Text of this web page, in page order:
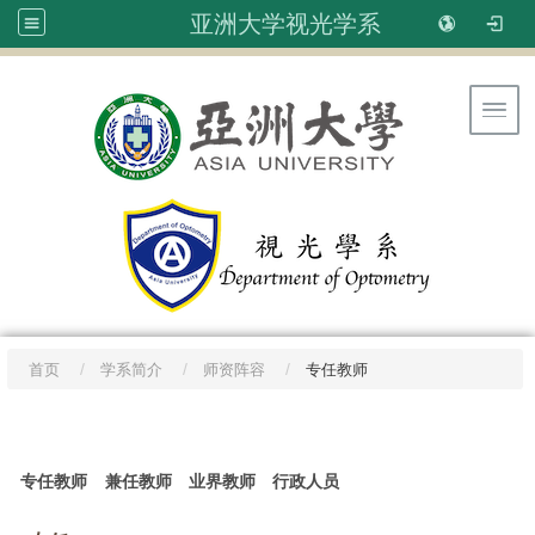
亚洲大学视光学系
首页 学系简介 师资阵容 专任教师
专任教师 兼任教师 业界教师 行政人员